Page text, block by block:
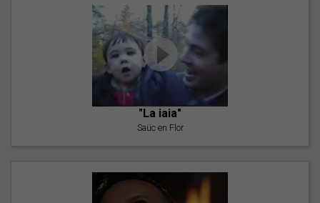
"La iaia"
Saüc en Flor